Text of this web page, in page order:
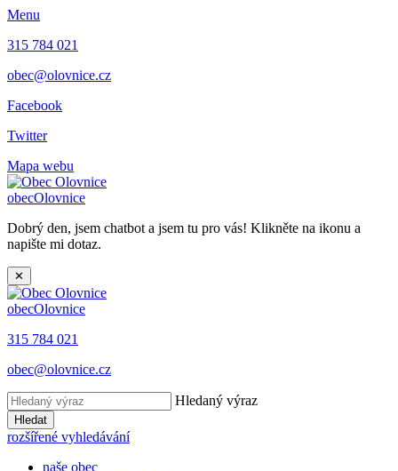
Menu
315 784 021
obec@olovnice.cz
Facebook
Twitter
Mapa webu
obecOlovnice
Dobrý den, jsem chatbot a jsem tu pro vás! Klikněte na ikonu a
napište mi dotaz.
✕
obecOlovnice
315 784 021
obec@olovnice.cz
Hledaný výraz
Hledat
rozšířené vyhledávání
naše obec